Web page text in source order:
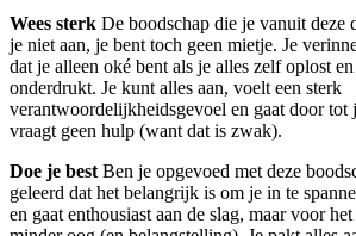
Wees sterk De boodschap die je vanuit deze
je niet aan, je bent toch geen mietje. Je
dat je alleen oké bent als je alles zelf oplost
onderdrukt. Je kunt alles aan, voelt een sterk
verantwoordelijkheidsgevoel en gaat door tot
vraagt geen hulp (want dat is zwak).
Doe je best Ben je opgevoed met deze
geleerd dat het belangrijk is om je in te
en gaat enthousiast aan de slag, maar voor